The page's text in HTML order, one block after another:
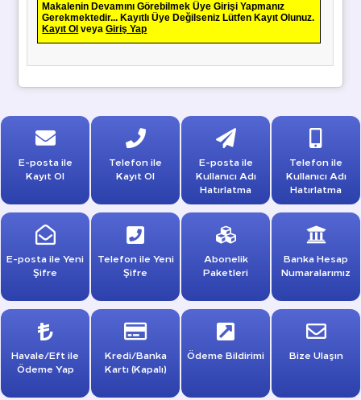
Makalenin Devamını Görebilmek Üye Girişi Yapmanız
Gerekmektedir... Kayıtlı Üye Değilseniz Lütfen Kayıt Olunuz.
Kayıt Ol veyaGiriş Yap
E-posta ile
Kayıt Ol
Telefon ile
Kayıt Ol
E-posta ile
Kullanıcı Adı
Hatırlatma
Telefon ile
Kullanıcı Adı
Hatırlatma
E-posta ile Yeni
Şifre
Telefon ile Yeni
Şifre
Abonelik
Paketleri
Banka Hesap
Numaralarımız
Havale/Eft ile
Ödeme Yap
Kredi/Banka
Kartı (Kapalı)
Ödeme Bildirimi Bize Ulaşın